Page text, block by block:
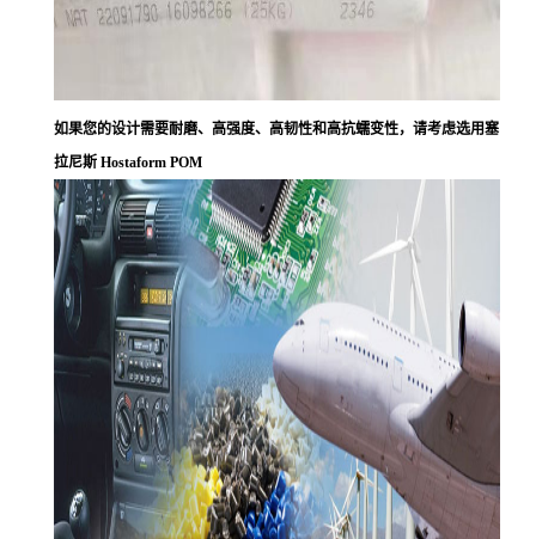
如果您的设计需要耐磨、高强度、高韧性和高抗蠕变性，请考虑选用塞
拉尼斯 Hostaform POM